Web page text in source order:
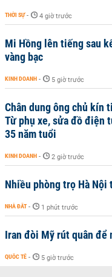
THỜI SỰ - 4 giờ trước
Mi Hồng lên tiếng sau
vàng bạc
KINH DOANH - 5 giờ trước
Chân dung ông chủ kín
Từ phụ xe, sửa đồ điện
35 năm tuổi
KINH DOANH - 2 giờ trước
Nhiều phòng trọ Hà Nội
NHÀ ĐẤT - 1 phút trước
Iran đòi Mỹ rút quân để
QUỐC TẾ - 5 giờ trước